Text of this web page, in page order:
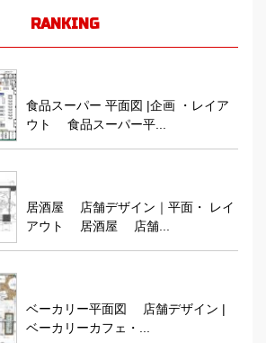
RANKING
食品スーパー 平面図 |企画 ・レイア
ウト 食品スーパー平...
居酒屋 店舗デザイン｜平面・ レイ
アウト 居酒屋 店舗...
ベーカリー平面図 店舗デザイン |
ベーカリーカフェ・...